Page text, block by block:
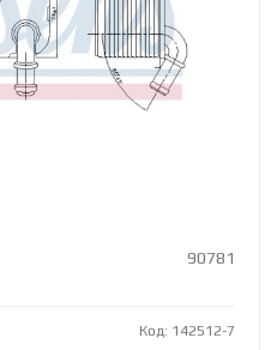
90781
Код: 142512-7